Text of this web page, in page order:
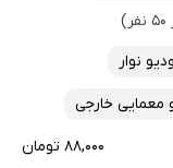
نوار
معمایی خارجی
۸۸,۰۰۰ تومان